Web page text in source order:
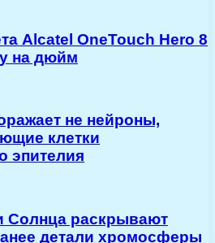
Alcatel OneTouch Hero 8
на дюйм
не нейроны,
клетки
эпителия
Солнца раскрывают
детали хромосферы